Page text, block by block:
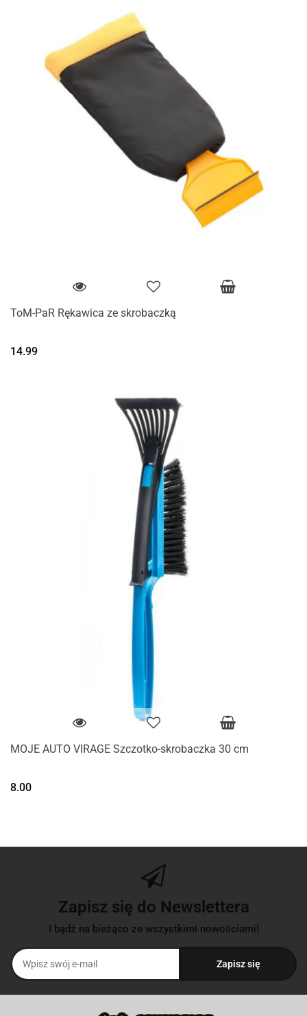
ToM-PaR Rękawica ze skrobaczką
14.99
MOJE AUTO VIRAGE Szczotko-skrobaczka 30 cm
8.00
Zapisz się do Newslettera
I bądź na bieżąco ze wszystkimi nowościami!